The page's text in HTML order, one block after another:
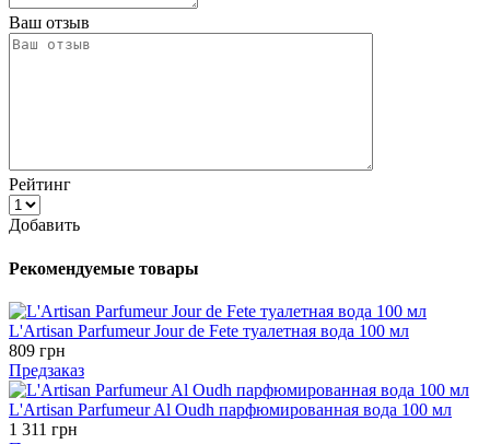
Ваш отзыв
Рейтинг
Добавить
Рекомендуемые товары
L'Artisan Parfumeur Jour de Fete туалетная вода 100 мл
809 грн
Предзаказ
L'Artisan Parfumeur Al Oudh парфюмированная вода 100 мл
1 311 грн